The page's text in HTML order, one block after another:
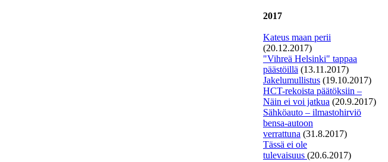
2017
Kateus maan perii
(20.12.2017)
"Vihreä Helsinki" tappaa
päästöillä (13.11.2017)
Jakelumullistus (19.10.2017)
HCT-rekoista päätöksiin –
Näin ei voi jatkua (20.9.2017)
Sähköauto – ilmastohirviö
bensa-autoon
verrattuna (31.8.2017)
Tässä ei ole
tulevaisuus (20.6.2017)